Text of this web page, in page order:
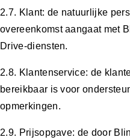
2.7. Klant: de natuurlijke
overeenkomst aangaat met
Drive-diensten.
2.8. Klantenservice: de
bereikbaar is voor
opmerkingen.
2.9. Prijsopgave: de door